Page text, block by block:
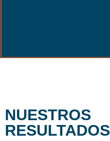
NUESTROS
RESULTADOS